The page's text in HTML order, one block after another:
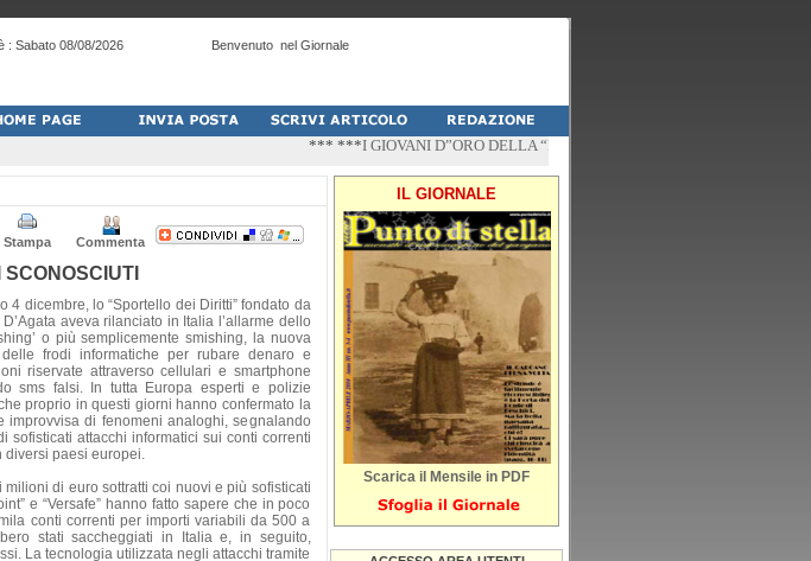
: Sabato 08/08/2026 Benvenuto nel Giornale
*** ***I GIOVANI D”ORO DELLA “PALESTRA-DO” DI PESCHICI
Stampa Commenta
4 dicembre, lo “Sportello dei Diritti” fondato da
aveva rilanciato in Italia l’allarme dello
o più semplicemente smishing, la nuova
delle frodi informatiche per rubare denaro e
riservate attraverso cellulari e smartphone
sms falsi. In tutta Europa esperti e polizie
proprio in questi giorni hanno confermato la
improvvisa di fenomeni analoghi, segnalando
sofisticati attacchi informatici sui conti correnti
diversi paesi europei.
di euro sottratti coi nuovi e più sofisticati
e “Versafe” hanno fatto sapere che in poco
conti correnti per importi variabili da 500 a
stati saccheggiati in Italia e, in seguito,
La tecnologia utilizzata negli attacchi tramite
IL GIORNALE
Scarica il Mensile in PDF